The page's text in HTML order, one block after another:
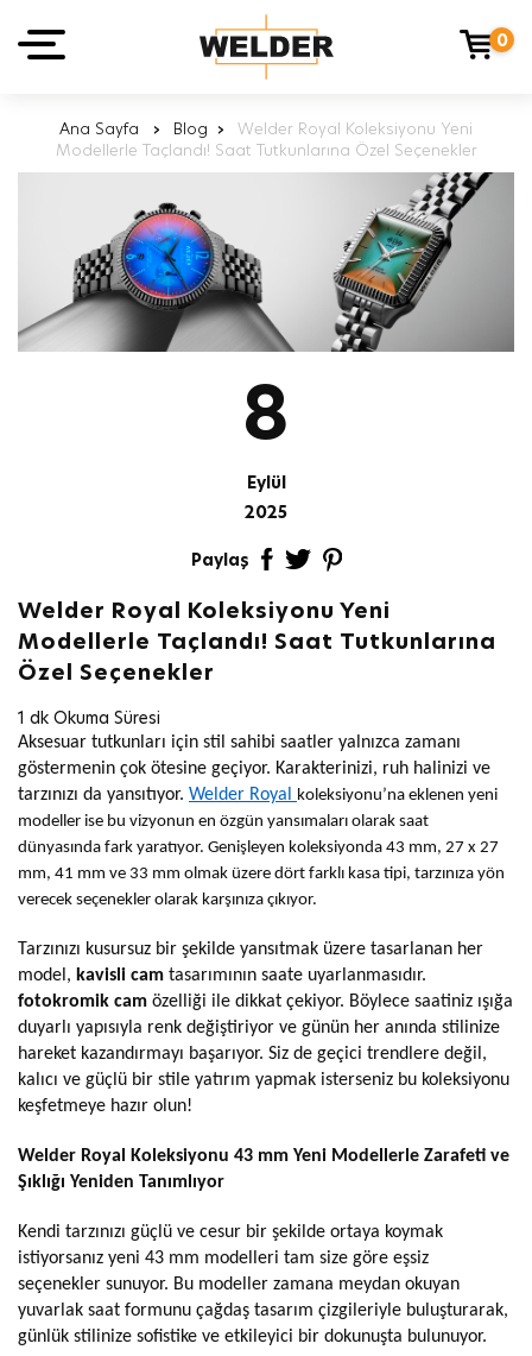
0
Ana Sayfa › Blog ›
Welder Royal Koleksiyonu Yeni
Modellerle Taçlandı! Saat Tutkunlarına Özel Seçenekler
8
Eylül
2025
Paylaş
Welder Royal Koleksiyonu Yeni
Modellerle Taçlandı! Saat Tutkunlarına
Özel Seçenekler
1 dk Okuma Süresi
Aksesuar tutkunları için stil sahibi saatler yalnızca zamanı
göstermenin çok ötesine geçiyor. Karakterinizi, ruh halinizi ve
tarzınızı da yansıtıyor. Welder Royal
koleksiyonu’na eklenen yeni
modeller ise bu vizyonun en özgün yansımaları olarak saat
dünyasında fark yaratıyor. Genişleyen koleksiyonda 43 mm, 27 x 27
mm, 41 mm ve 33 mm olmak üzere dört farklı kasa tipi, tarzınıza yön
verecek seçenekler olarak karşınıza çıkıyor.
Tarzınızı kusursuz bir şekilde yansıtmak üzere tasarlanan her
model, kavisli cam tasarımının saate uyarlanmasıdır.
fotokromik cam özelliği ile dikkat çekiyor. Böylece saatiniz ışığa
duyarlı yapısıyla renk değiştiriyor ve günün her anında stilinize
hareket kazandırmayı başarıyor. Siz de geçici trendlere değil,
kalıcı ve güçlü bir stile yatırım yapmak isterseniz bu koleksiyonu
keşfetmeye hazır olun!
Welder Royal Koleksiyonu 43 mm Yeni Modellerle Zarafeti ve
Şıklığı Yeniden Tanımlıyor
Kendi tarzınızı güçlü ve cesur bir şekilde ortaya koymak
istiyorsanız yeni 43 mm modelleri tam size göre eşsiz
seçenekler sunuyor. Bu modeller zamana meydan okuyan
yuvarlak saat formunu çağdaş tasarım çizgileriyle buluşturarak,
günlük stilinize sofistike ve etkileyici bir dokunuşta bulunuyor.